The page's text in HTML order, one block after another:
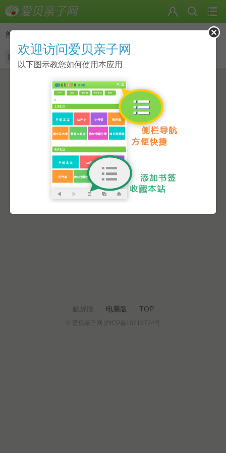
首页
好友的相册 我的相册 随便看看
触屏版 电脑版 TOP
© 爱贝亲子网 沪ICP备10219774号
欢迎访问爱贝亲子网
以下图示教您如何使用本应用